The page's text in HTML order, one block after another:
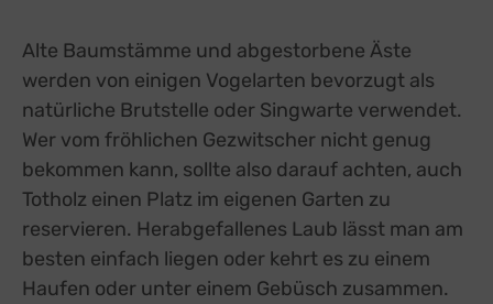
Alte Baumstämme und abgestorbene Äste
werden von einigen Vogelarten bevorzugt als
natürliche Brutstelle oder Singwarte verwendet.
Wer vom fröhlichen Gezwitscher nicht genug
bekommen kann, sollte also darauf achten, auch
Totholz einen Platz im eigenen Garten zu
reservieren. Herabgefallenes Laub lässt man am
besten einfach liegen oder kehrt es zu einem
Haufen oder unter einem Gebüsch zusammen.